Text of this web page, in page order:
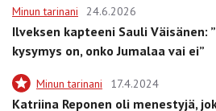
Minun tarinani 24.6.2026
Ilveksen kapteeni Sauli Väisänen:
kysymys on, onko Jumalaa vai ei”
Minun tarinani 17.4.2024
Katriina Reponen oli menestyjä,